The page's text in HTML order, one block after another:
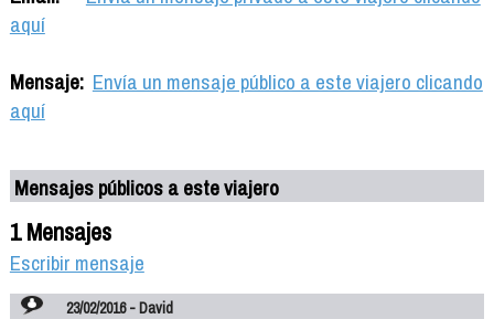
aquí
Mensaje: Envía un mensaje público a este viajero clicando
aquí
Mensajes públicos a este viajero
1 Mensajes
Escribir mensaje
23/02/2016 - David